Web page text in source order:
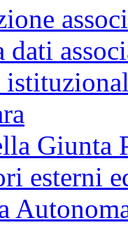
Giunta
esterni